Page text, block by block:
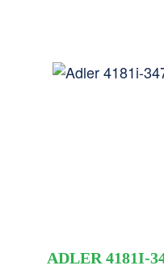
ADLER 4181I-